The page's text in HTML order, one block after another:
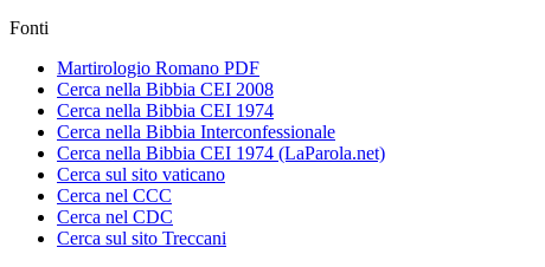
Fonti
Martirologio Romano PDF
Cerca nella Bibbia CEI 2008
Cerca nella Bibbia CEI 1974
Cerca nella Bibbia Interconfessionale
Cerca nella Bibbia CEI 1974 (LaParola.net)
Cerca sul sito vaticano
Cerca nel CCC
Cerca nel CDC
Cerca sul sito Treccani